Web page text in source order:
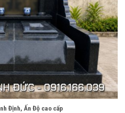
Định, Ấn Độ cao cấp